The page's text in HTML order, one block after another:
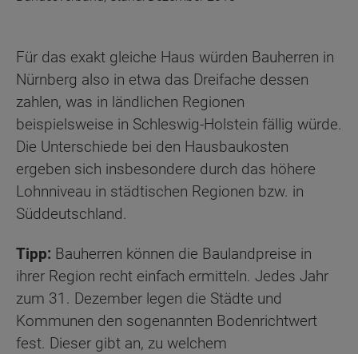
Für das exakt gleiche Haus würden Bauherren in
Nürnberg also in etwa das Dreifache dessen
zahlen, was in ländlichen Regionen
beispielsweise in Schleswig-Holstein fällig würde.
Die Unterschiede bei den Hausbaukosten
ergeben sich insbesondere durch das höhere
Lohnniveau in städtischen Regionen bzw. in
Süddeutschland.
Tipp: Bauherren können die Baulandpreise in
ihrer Region recht einfach ermitteln. Jedes Jahr
zum 31. Dezember legen die Städte und
Kommunen den sogenannten Bodenrichtwert
fest. Dieser gibt an, zu welchem